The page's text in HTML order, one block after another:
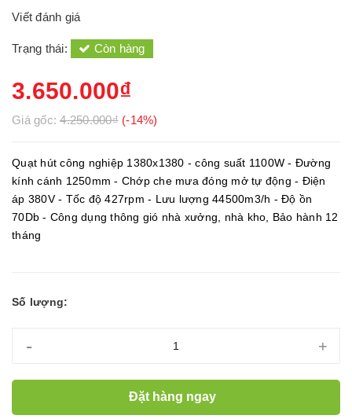
Viết đánh giá
Trạng thái: Còn hàng
3.650.000₫
Giá gốc:4.250.000₫ (-14%)
Quạt hút công nghiệp 1380x1380 - công suất 1100W - Đường
kính cánh 1250mm - Chớp che mưa đóng mở tự động - Điện
áp 380V - Tốc độ 427rpm - Lưu lượng 44500m3/h - Độ ồn
70Db - Công dụng thông gió nhà xưởng, nhà kho, Bảo hành 12
tháng
Số lượng:
- +
Đặt hàng ngay